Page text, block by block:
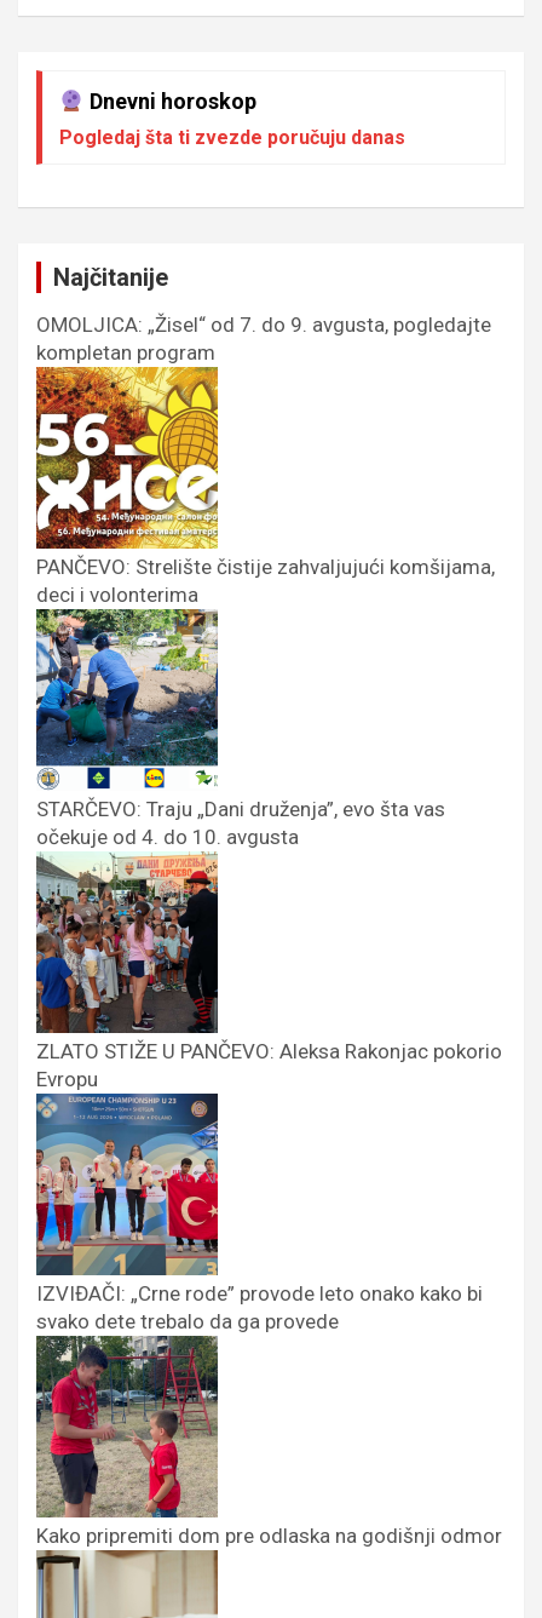
Dnevni horoskop
Pogledaj šta ti zvezde poručuju danas
Najčitanije
OMOLJICA: „Žisel“ od 7. do 9. avgusta, pogledajte
kompletan program
PANČEVO: Strelište čistije zahvaljujući komšijama,
deci i volonterima
STARČEVO: Traju „Dani druženja”, evo šta vas
očekuje od 4. do 10. avgusta
ZLATO STIŽE U PANČEVO: Aleksa Rakonjac pokorio
Evropu
IZVIĐAČI: „Crne rode” provode leto onako kako bi
svako dete trebalo da ga provede
Kako pripremiti dom pre odlaska na godišnji odmor